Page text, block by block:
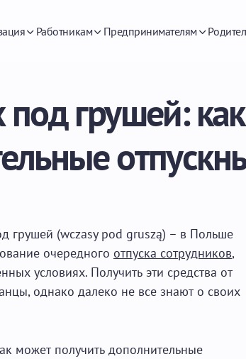
Работникам Предпринимателям
грушей:
грушей (wczasy pod gruszą) – в Польше
очередного отпуска сотрудников,
условиях. Получить эти средства от
однако далеко не все знают о своих
может получить дополнительные